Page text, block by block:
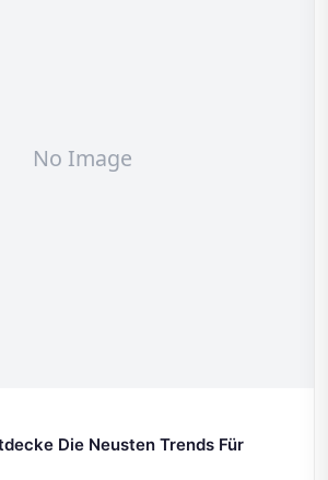
Die Neusten Trends Für